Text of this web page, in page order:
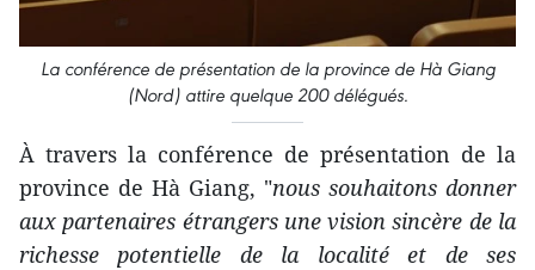
La conférence de présentation de la province de Hà Giang
(Nord) attire quelque 200 délégués.
À travers la conférence de présentation de la
province de Hà Giang, "nous souhaitons donner
aux partenaires étrangers une vision sincère de la
richesse potentielle de la localité et de ses